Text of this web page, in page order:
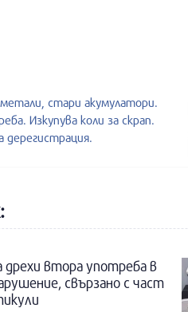
стари акумулатори.
Изкупува коли за скрап.
дерегистрация.
дрехи втора употреба в
свързано с част